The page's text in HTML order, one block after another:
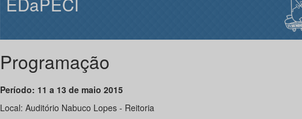
Programação
Período: 11 a 13 de maio 2015
Local: Auditório Nabuco Lopes - Reitoria